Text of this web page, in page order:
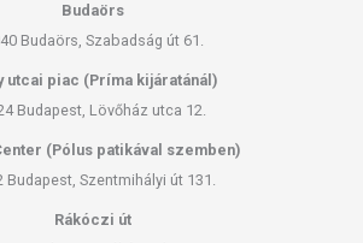
Budaörs
Budaörs, Szabadság út 61.
utcai piac (Príma kijáratánál)
Budapest, Lövőház utca 12.
(Pólus patikával szemben)
Budapest, Szentmihályi út 131.
Rákóczi út